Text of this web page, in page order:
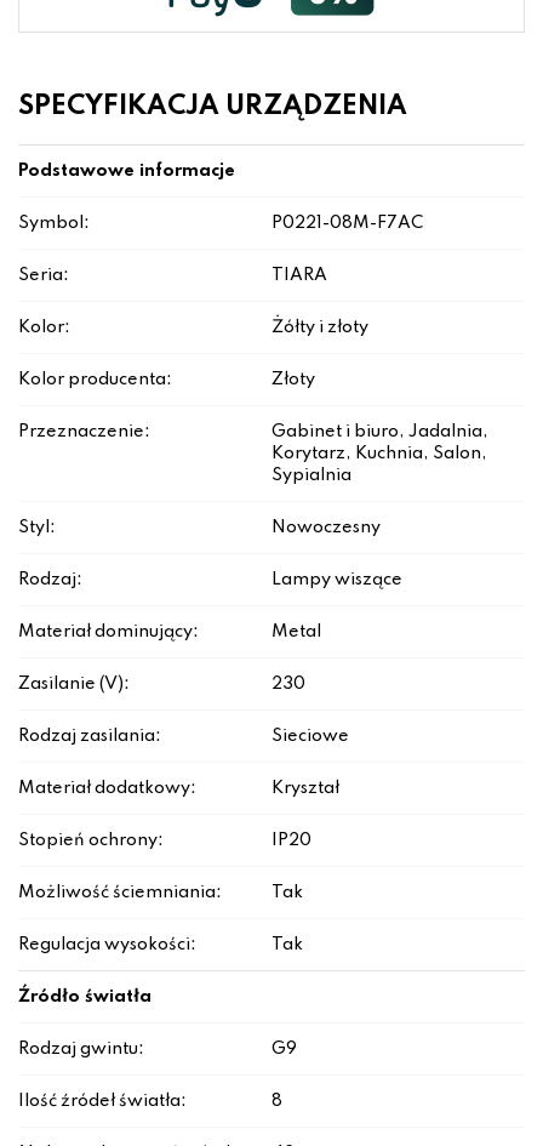
SPECYFIKACJA URZĄDZENIA
Podstawowe informacje
Symbol: P0221-08M-F7AC
Seria: TIARA
Kolor: Żółty i złoty
Kolor producenta: Złoty
Przeznaczenie:
Gabinet i biuro, Jadalnia,
Korytarz, Kuchnia, Salon,
Sypialnia
Styl: Nowoczesny
Rodzaj: Lampy wiszące
Materiał dominujący: Metal
Zasilanie (V): 230
Rodzaj zasilania: Sieciowe
Materiał dodatkowy: Kryształ
Stopień ochrony: IP20
Możliwość ściemniania: Tak
Regulacja wysokości: Tak
Źródło światła
Rodzaj gwintu: G9
Ilość źródeł światła: 8